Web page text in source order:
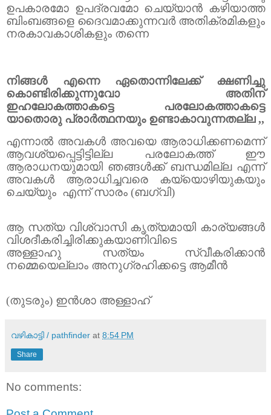
ഉപകാരമോ ഉപദ്രവമോ ചെയ്യാൻ കഴിയാത്ത
ബിംബങ്ങളെ ദൈവമാക്കുന്നവർ അതിക്രമികളും
നരകാവകാശികളും തന്നെ
നിങ്ങൾ എന്നെ ഏതൊന്നിലേക്ക് ക്ഷണിച്ചു
കൊണ്ടിരിക്കുന്നുവോ അതിന്
ഇഹലോകത്താകട്ടെ പരലോകത്താകട്ടെ
യാതൊരു പ്രാർത്ഥനയും ഉണ്ടാകാവുന്നതല്ല,,
എന്നാൽ അവകൾ അവയെ ആരാധിക്കണമെന്ന്
ആവശ്യപ്പെട്ടിട്ടില്ല പരലോകത്ത് ഈ
ആരാധനയുമായി ഞങ്ങൾക്ക് ബന്ധമില്ല എന്ന്
അവകൾ ആരാധിച്ചവരെ കയ്യൊഴിയുകയും
ചെയ്യും എന്ന് സാരം (ബഗ്‌വി)
ആ സത്യ വിശ്വാസി കൃത്യമായി കാര്യങ്ങൾ
വിശദീകരിച്ചിരിക്കുകയാണിവിടെ
അള്ളാഹു സത്യം സ്വീകരിക്കാൻ
നമ്മെയെല്ലാം അനുഗ്രഹിക്കട്ടെ ആമീൻ
(തുടരും) ഇൻശാ അള്ളാഹ്
വഴികാട്ടി / pathfinder at 8:54 PM
Share
No comments: